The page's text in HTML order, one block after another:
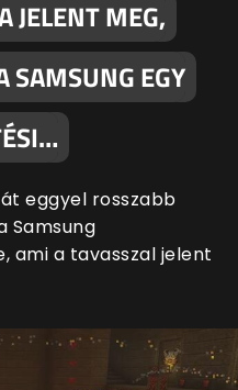
JELENT MEG,
SAMSUNG EGY
eggyel rosszabb
Samsung
ami a tavasszal jelent